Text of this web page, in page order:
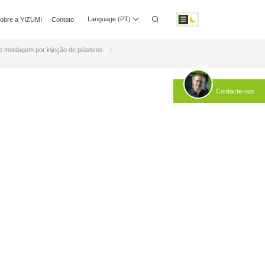
a YIZUMI Contato Language (PT)
Teste de planicidade da superfície
moldagem por injeção de plásticos
Contacte-nos